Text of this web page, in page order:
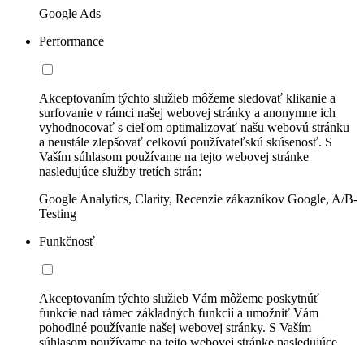
Google Ads
Performance
Akceptovaním týchto služieb môžeme sledovať klikanie a
surfovanie v rámci našej webovej stránky a anonymne ich
vyhodnocovať s cieľom optimalizovať našu webovú stránku
a neustále zlepšovať celkovú používateľskú skúsenosť. S
Vaším súhlasom používame na tejto webovej stránke
nasledujúce služby tretích strán:
Google Analytics, Clarity, Recenzie zákazníkov Google, A/B-
Testing
Funkčnosť
Akceptovaním týchto služieb Vám môžeme poskytnúť
funkcie nad rámec základných funkcií a umožniť Vám
pohodlné používanie našej webovej stránky. S Vaším
súhlasom používame na tejto webovej stránke nasledujúce